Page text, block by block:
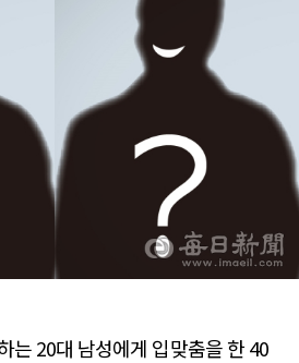
는 20대 남성에게 입맞춤을 한 40